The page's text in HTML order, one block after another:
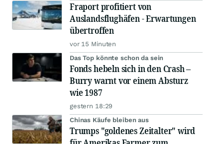
Fraport profitiert von
Auslandsflughäfen - Erwartungen
übertroffen
vor 15 Minuten
Das Top könnte schon da sein
Fonds hebeln sich in den Crash –
Burry warnt vor einem Absturz
wie 1987
gestern 18:29
Chinas Käufe bleiben aus
Trumps "goldenes Zeitalter" wird